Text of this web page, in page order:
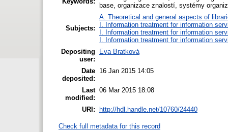
base, organizace znalostí, systémy
Subjects:
A. Theoretical and general aspects of
I. Information treatment for information
I. Information treatment for information
I. Information treatment for information
Depositing
user:
Eva Bratková
Date
deposited:
16 Jan 2015 14:05
Last
modified:
06 Mar 2015 18:08
URI: http://hdl.handle.net/10760/24440
Check full metadata for this record